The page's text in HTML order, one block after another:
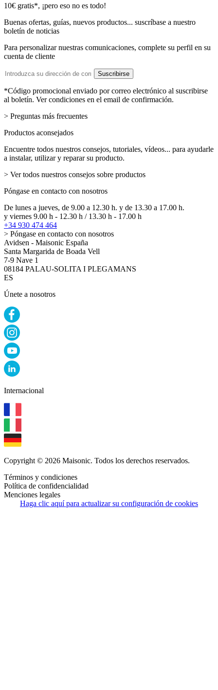
Boletín
de
noticias
10€ gratis*, ¡pero eso no es todo!
Buenas ofertas, guías, nuevos productos... suscríbase a nuestro
boletín de noticias
Para personalizar nuestras comunicaciones, complete su perfil en su
cuenta de cliente
Dirección
email
Suscribirse
*Código promocional enviado por correo electrónico al suscribirse
al boletín. Ver condiciones en el email de confirmación.
> Preguntas más frecuentes
Productos aconsejados
Encuentre todos nuestros consejos, tutoriales, vídeos... para ayudarle
a instalar, utilizar y reparar su producto.
> Ver todos nuestros consejos sobre productos
Póngase en contacto con nosotros
De lunes a jueves, de 9.00 a 12.30 h. y de 13.30 a 17.00 h.
y viernes 9.00 h - 12.30 h / 13.30 h - 17.00 h
+34 930 474 464
> Póngase en contacto con nosotros
Avidsen - Maisonic España
Santa Margarida de Boada Vell
7-9 Nave 1
08184 PALAU-SOLITA I PLEGAMANS
ES
Únete a nosotros
Internacional
Copyright © 2026 Maisonic. Todos los derechos reservados.
Términos y condiciones
Política de confidencialidad
Menciones legales
Haga clic aquí para actualizar su configuración de cookies